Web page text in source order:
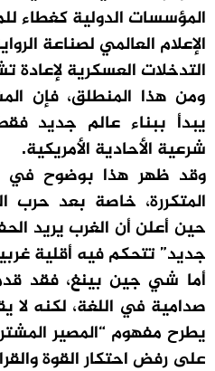
المؤسسات الدولية كغطاء
الإعلام العالمي لصناعة
التدخلات العسكرية لإعادة
ومن هذا المنطلق، فإن
يبدأ ببناء عالم جديد
شرعية الأحادية الأمريكية.
وقد ظهر هذا بوضوح في
المتكررة، خاصة بعد حرب
حين أعلن أن الغرب يريد
جديد” تتحكم فيه أقلية
أما شي جين بينغ، فقد
صدامية في اللغة، لكنه لا
يطرح مفهوم “المصير
على رفض احتكار القوة